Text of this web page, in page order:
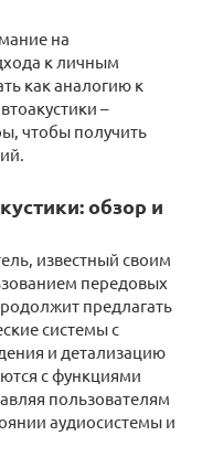
на
к личным
как аналогию к
–
чтобы получить
обзор и
известный своим
передовых
предлагать
системы с
и детализацию
с функциями
пользователям
аудиосистемы и